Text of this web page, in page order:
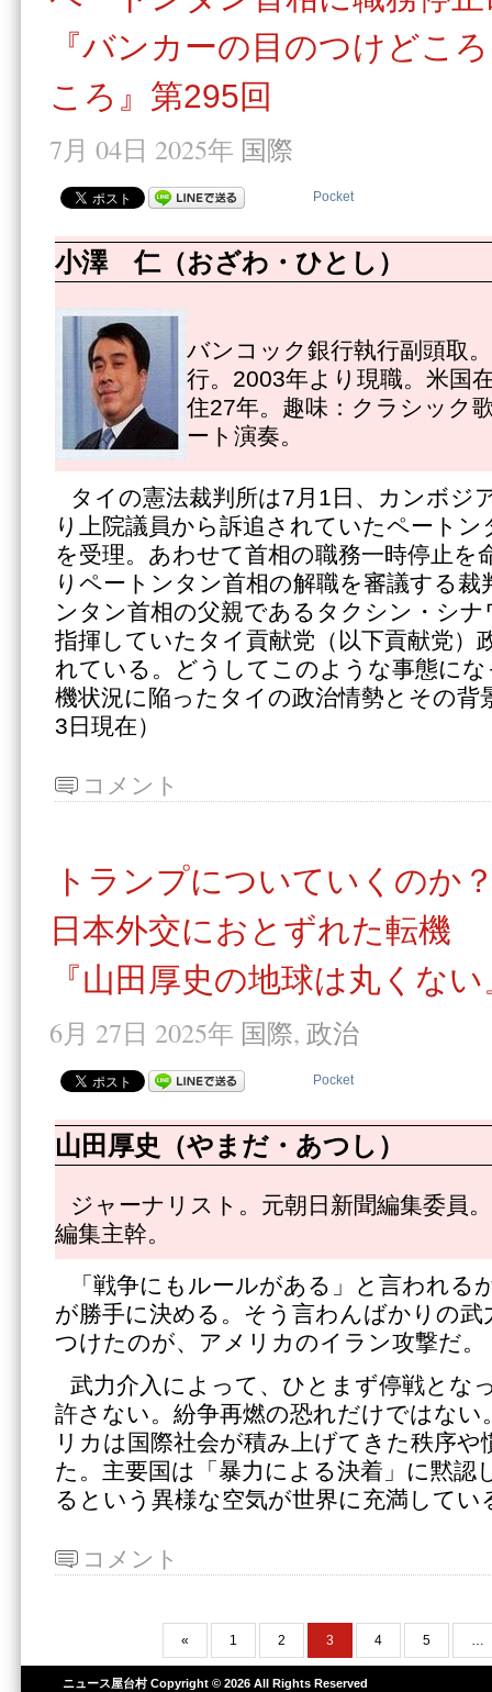
『バンカーの目のつけどこ
ころ』第295回
7月 04日 2025年 国際
Pocket
小澤 仁（おざわ・ひとし）
バンコック銀行執行副頭取
行。2003年より現職。米国
住27年。趣味：クラシック
ート演奏。
タイの憲法裁判所は7月1日、カンボジ
り上院議員から訴追されていたペートン
を受理。あわせて首相の職務一時停止を
りペートンタン首相の解職を審議する裁
ンタン首相の父親であるタクシン・シ
指揮していたタイ貢献党（以下貢献党）
れている。どうしてこのような事態に
機状況に陥ったタイの政治情勢とその背
3日現在）
コメント
トランプについていくのか
日本外交におとずれた転機
『山田厚史の地球は丸くな
6月 27日 2025年 国際, 政治
Pocket
山田厚史（やまだ・あつし）
ジャーナリスト。元朝日新聞編集委員
編集主幹。
「戦争にもルールがある」と言われる
が勝手に決める。そう言わんばかりの武
つけたのが、アメリカのイラン攻撃だ。
武力介入によって、ひとまず停戦とな
許さない。紛争再燃の恐れだけではな
リカは国際社会が積み上げてきた秩序や
た。主要国は「暴力による決着」に黙認
るという異様な空気が世界に充満してい
コメント
« 1 2 3 4 5 …
ニュース屋台村Copyright © 2026 All Rights Reserved